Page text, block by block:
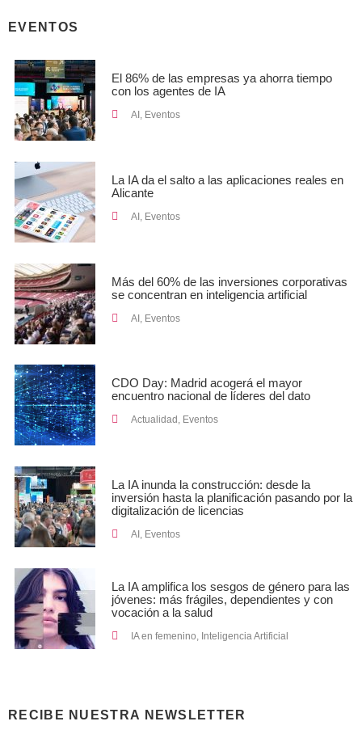
EVENTOS
El 86% de las empresas ya ahorra tiempo
con los agentes de IA
AI , Eventos
La IA da el salto a las aplicaciones reales en
Alicante
AI , Eventos
Más del 60% de las inversiones corporativas
se concentran en inteligencia artificial
AI Eventos
CDO Day: Madrid acogerá el mayor
encuentro nacional de líderes del dato
Actualidad , Eventos
La IA inunda la construcción: desde la
inversión hasta la planificación pasando por la
digitalización de licencias
AI , Eventos
La IA amplifica los sesgos de género para las
jóvenes: más frágiles, dependientes y con
vocación a la salud
IA en femenino Inteligencia Artificial
RECIBE NUESTRA NEWSLETTER